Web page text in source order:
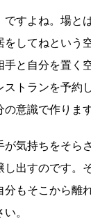
すよね。場と
をしてねという
手と自分を置く
ストランを予約
意識で作ります
が気持ちをそら
し出すのです。
分もそこから離
。